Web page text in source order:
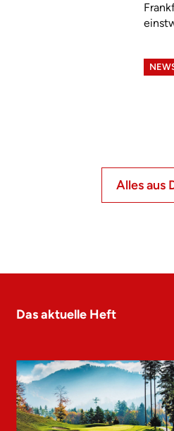
Alles aus
Das aktuelle Heft